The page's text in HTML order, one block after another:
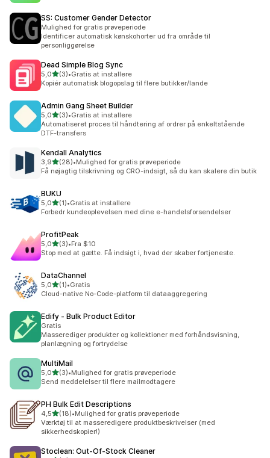
SS: Customer Gender Detector
Mulighed for gratis prøveperiode
Identificer automatisk kønskohorter ud fra område til
personliggørelse
Dead Simple Blog Sync
5,0ud af 5 stjerner
(3)
3 anmeldelser i alt
•Gratis at installere
Kopiér automatisk blogopslag til flere butikker/lande
Admin Gang Sheet Builder
5,0ud af 5 stjerner
(3)
3 anmeldelser i alt
•Gratis at installere
Automatiseret proces til håndtering af ordrer på enkeltstående
DTF-transfers
Kendall Analytics
3,9ud af 5 stjerner
(28)
28 anmeldelser i alt
•Mulighed for gratis prøveperiode
Få nøjagtig tilskrivning og CRO-indsigt, så du kan skalere din butik
BUKU
5,0ud af 5 stjerner
(1)
1 anmeldelser i alt
•Gratis at installere
Forbedr kundeoplevelsen med dine e-handelsforsendelser
ProfitPeak
5,0ud af 5 stjerner
(3)
3 anmeldelser i alt
•Fra $10
Stop med at gætte. Få indsigt i, hvad der skaber fortjeneste.
DataChannel
5,0ud af 5 stjerner
(1)
1 anmeldelser i alt
•Gratis
Cloud-native No-Code-platform til dataaggregering
Edify ‑ Bulk Product Editor
Gratis
Masserediger produkter og kollektioner med forhåndsvisning,
planlægning og fortrydelse
MultiMail
5,0ud af 5 stjerner
(3)
3 anmeldelser i alt
•Mulighed for gratis prøveperiode
Send meddelelser til flere mailmodtagere
PH Bulk Edit Descriptions
4,5ud af 5 stjerner
(18)
18 anmeldelser i alt
•Mulighed for gratis prøveperiode
Værktøj til at masseredigere produktbeskrivelser (med
sikkerhedskopier!)
Stoclean: Out‑Of‑Stock Cleaner